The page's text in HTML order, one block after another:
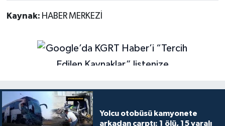
Kaynak: HABER MERKEZİ
Yolcu otobüsü kamyonete
arkadan çarptı: 1 ölü, 15 yaralı